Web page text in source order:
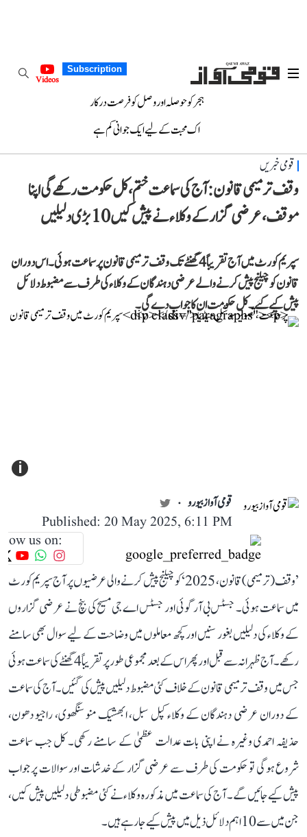
Subscription
Videos
ہجر کو حوصلہ اور وصل کو فرصت درکار
اک محبت کے لیے ایک جوانی کم ہے
قومی خبریں
وقف ترمیمی قانون: آج کی سماعت ختم، کل حکومت رکھے گی اپنا
موقف، عرضی گزار کے وکلاء نے پیش کیں 10 بڑی دلیلیں
سپریم کورٹ میں آج تقریباً 4 گھنٹے تک وقف ترمیمی قانون پر سماعت ہوئی۔ اس دوران
قانون کو چیلنج پیش کرنے والے عرضی دہندگان کے وکلاء کی طرف سے مضبوط دلائل
پیش کیے گئے۔ کل حکومت ان کا جواب دے گی۔
i
قومی آواز بیورو
Published: 20 May 2025, 6:11 PM
us on:
’وقف (ترمیمی) قانون، 2025‘ کو چیلنج پیش کرنے والی عرضیوں پر آج سپریم کورٹ
میں سماعت ہوئی۔ جسٹس بی آر گوئی اور جسٹس اے جی مسیح کی بنچ نے عرضی گزاروں
کے وکلاء کی دلیلیں بغور سنیں اور کچھ معاملوں میں وضاحت کے لیے سوال بھی سامنے
رکھے۔ آج ظہرانہ سے قبل اور پھر اس کے بعد مجموعی طور پر تقریباً 4 گھنٹے کی سماعت ہوئی
جس میں وقف ترمیمی قانون کے خلاف کئی مضبوط دلیلیں پیش کی گئیں۔ آج کی سماعت
کے دوران عرضی دہندگان کے وکلاء کپل سبل، ابھشیک منو سنگھوی، راجیو دھون،
حذیفہ احمدی وغیرہ نے اپنی بات عدالت عظمیٰ کے سامنے رکھی۔ کل جب سماعت
شروع ہوگی تو حکومت کی طرف سے عرضی گزار کے خدشات اور سوالات پر جواب
پیش کیے جائیں گے۔ آج کی سماعت میں مذکورہ وکلاء نے کئی مضبوطی دلیلیں پیش کیں،
جن میں سے 10 اہم دلائل ذیل میں پیش کیے جا رہے ہیں۔